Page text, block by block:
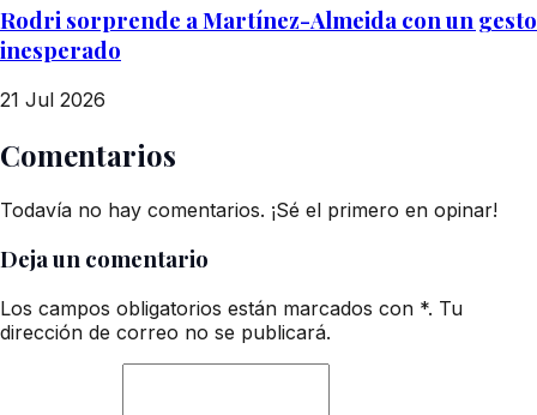
Rodri sorprende a Martínez-Almeida con un gesto
inesperado
21 Jul 2026
Comentarios
Todavía no hay comentarios. ¡Sé el primero en opinar!
Deja un comentario
Los campos obligatorios están marcados con *. Tu
dirección de correo no se publicará.